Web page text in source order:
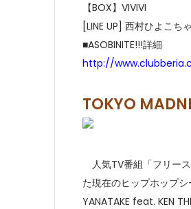
【BOX】VIVIVI
[LINE UP] 西村ひよこ
■ASOBINITE!!!詳細
http://
TOKYO
人気TV番組「フリー
た現在のヒップホップ
YANATAKE feat. KEN